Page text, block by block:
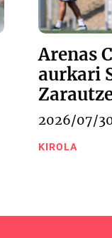
Arenas
aurkari
2026/07/
KIROLA